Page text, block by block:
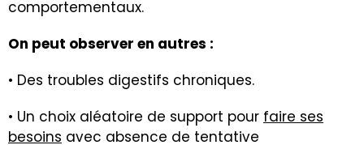
comportementaux.
On peut observer en autres :
• Des troubles digestifs chroniques.
• Un choix aléatoire de support pour faire ses
besoins avec absence de tentative